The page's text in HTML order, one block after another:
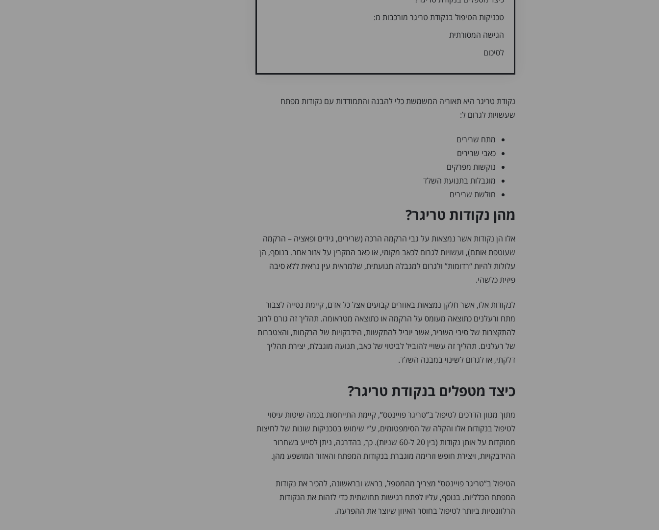
טכניקות הטיפול בנקודת טריגר מורכבות מ:
הגישה המסורתית
לסיכום
נקודת טריגר היא תאוריה המשמשת כלי להבנה והתמודדות עם נקודות מפתח
שעשויות לגרום ל:
מתח שרירים
כאבי שרירים
נוקשות מפרקים
מוגבלות בתנועת השלד
חולשת שרירים
מהן נקודות טריגר?
אלו הן נקודות אשר נמצאות על גבי הרקמה הרכה (שרירים, גידים ופאציה – הרקמה
שעוטפת אותם), ועשויות לגרום לכאב מקומי, או כאב המקרין על אזור אחר. בנוסף, הן
עלולות להיות “רדומות” ולגרום למגבלה תנועתית, שלמראית עין נראית ללא סיבה
פיזית כלשהי.
לנקודות אלו, אשר חלקן נמצאות באזורים קבועים אצל כל אדם, קיימת נטייה לצבור
מתח ורעלנים כתוצאה מעומס על הרקמה או כתוצאה מטראומה. תהליך זה גורם לרוב
להתקצרות של סיבי השריר, אשר יוביל להתקשות, הידבקויות של הרקמות, והצטברות
של רעלנים. תהליך זה עשויי להוביל לביטוי של כאב, תנועה מוגבלת, יצירת תהליך
דלקתי, או לגרום לשינוי במבנה השלד.
כיצד מטפלים בנקודת טריגר?
מתוך מגוון הדרכים לטיפול ב”טריגר פויינטס”, קיימת התייחסות בכמה שיטות עיסוי
לטיפול בנקודות אלו והקלה של הסימפטומים, ע”י שימוש בטכניקות שונות של לחיצות
ממוקדות על אותן נקודות (בין 20 ל-60 שניות). כך, בהדרגה, ניתן לסייע בשחרור
ההידבקויות, ויצירת חופש וזרימה מוגברת בנקודות המפתח והאזור המושפע מהן.
הטיפול ב”טריגר פויינטס” מצריך מהמטפל, בראש ובראשונה, להכיר את נקודות
המפתח הכלליות. בנוסף, עליו לפתח רגישות תחושתית כדי לזהות את הנקודות
הרלוונטיות ביותר לטיפול בחוסר האיזון שיוצר את ההפרעה.